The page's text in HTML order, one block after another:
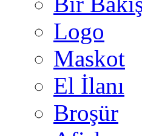
Logo
Maskot
El İlanı
Broşür